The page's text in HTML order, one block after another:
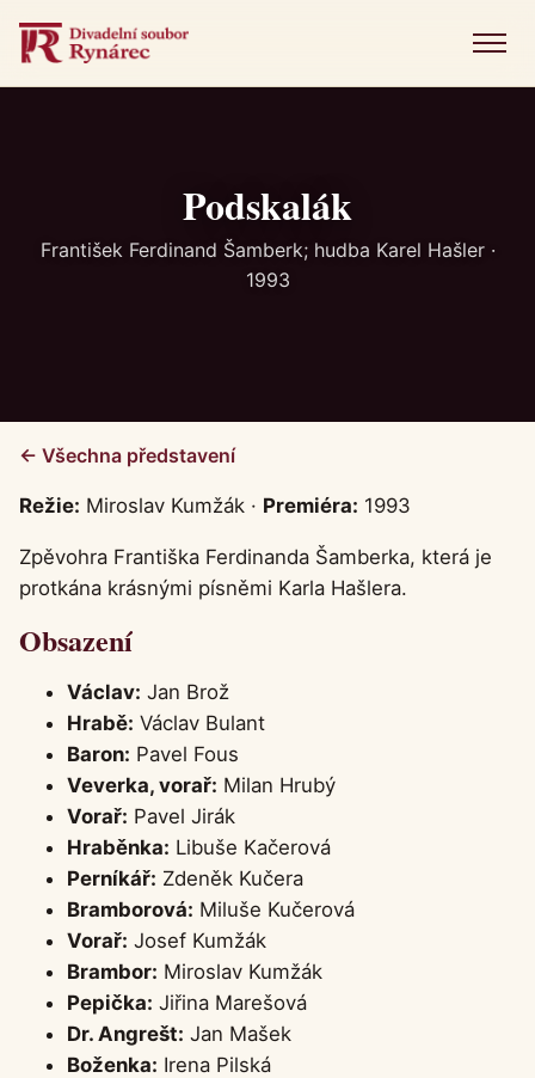
Novinky
Kniha návštěv
Podskalák
František Ferdinand Šamberk; hudba Karel Hašler ·
1993
← Všechna představení
Režie: Miroslav Kumžák · Premiéra: 1993
Zpěvohra Františka Ferdinanda Šamberka, která je
protkána krásnými písněmi Karla Hašlera.
Obsazení
Václav: Jan Brož
Hrabě: Václav Bulant
Baron: Pavel Fous
Veverka, vorař: Milan Hrubý
Vorař: Pavel Jirák
Hraběnka: Libuše Kačerová
Perníkář: Zdeněk Kučera
Bramborová: Miluše Kučerová
Vorař: Josef Kumžák
Brambor: Miroslav Kumžák
Pepička: Jiřina Marešová
Dr. Angrešt: Jan Mašek
Boženka: Irena Pilská